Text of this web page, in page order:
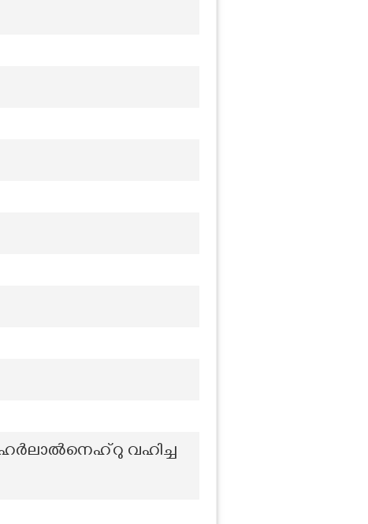
വഹിച്ച